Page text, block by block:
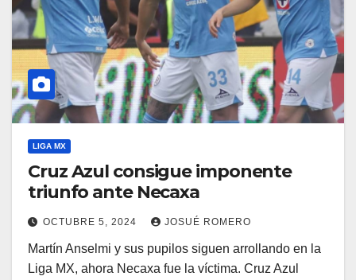
LIGA MX
Cruz Azul consigue imponente
triunfo ante Necaxa
OCTUBRE 5, 2024 JOSUÉ ROMERO
Martín Anselmi y sus pupilos siguen arrollando en la
Liga MX, ahora Necaxa fue la víctima. Cruz Azul